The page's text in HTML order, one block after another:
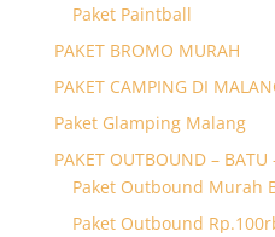
Paket Paintball
PAKET BROMO MURAH
PAKET CAMPING DI
Paket Glamping Malang
PAKET OUTBOUND – BATU
Paket Outbound Murah
Paket Outbound